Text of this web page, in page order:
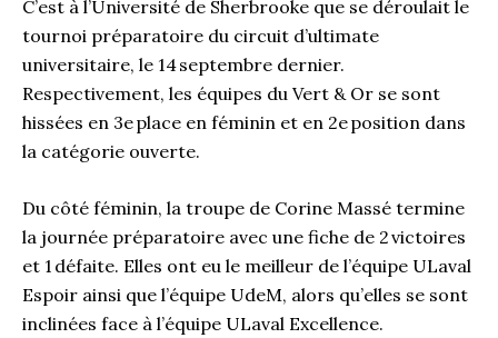
C’est à l’Université de Sherbrooke que se déroulait le
tournoi préparatoire du circuit d’ultimate
universitaire, le 14 septembre dernier.
Respectivement, les équipes du Vert & Or se sont
hissées en 3e place en féminin et en 2e position dans
la catégorie ouverte.
Du côté féminin, la troupe de Corine Massé termine
la journée préparatoire avec une fiche de 2 victoires
et 1 défaite. Elles ont eu le meilleur de l’équipe ULaval
Espoir ainsi que l’équipe UdeM, alors qu’elles se sont
inclinées face à l’équipe ULaval Excellence.